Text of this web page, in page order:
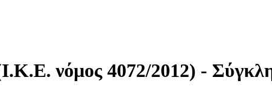
νόμος 4072/2012) -